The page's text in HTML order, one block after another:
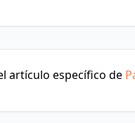
artículo específico de